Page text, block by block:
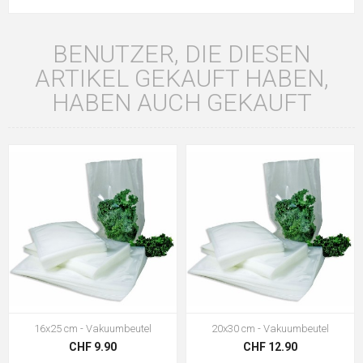
BENUTZER, DIE DIESEN
ARTIKEL GEKAUFT HABEN,
HABEN AUCH GEKAUFT
16x25 cm - Vakuumbeutel
CHF 9.90
20x30 cm - Vakuumbeutel
CHF 12.90